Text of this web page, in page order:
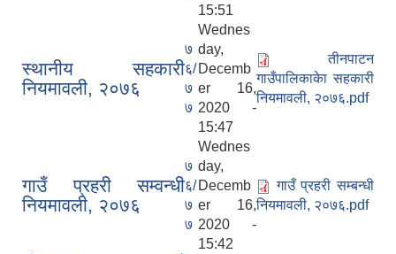
15:51
स्थानीय सहकारी
नियमावली, २०७६
७
६/
७
७
Wednes
day,
Decemb
er 16,
2020 -
15:47
तीनपाटन
गाउँपालिकाकेा सहकारी
नियमावली, २०७६.pdf
गाउँ प्रहरी सम्वन्धी
नियमावली, २०७६
७
६/
७
७
Wednes
day,
Decemb
er 16,
2020 -
15:42
गाउँ प्रहरी सम्बन्धी
नियमावली, २०७६.pdf